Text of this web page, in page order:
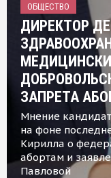
ОБЩЕСТВО
ДИРЕКТОР
ЗАПРЕТА
Мнение
на фоне
Кирилла о
абортам и
Павловой